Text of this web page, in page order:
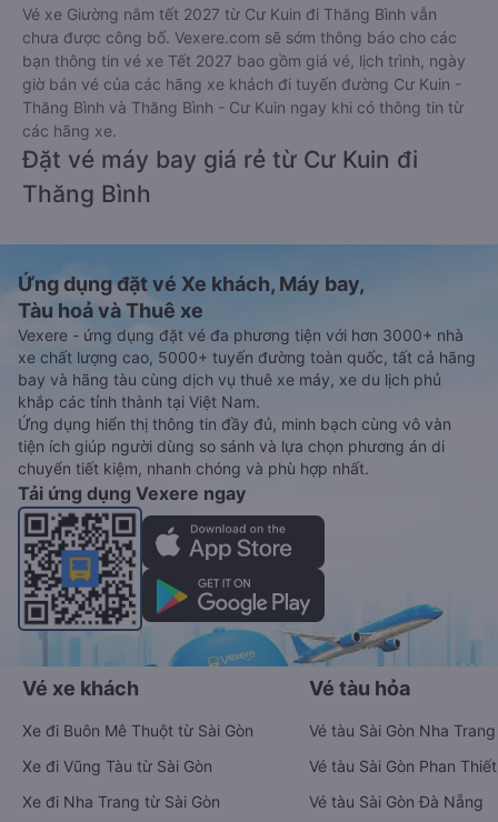
Vé xe Giường nằm tết 2027 từ Cư Kuin đi Thăng Bình vẫn
chưa được công bố. Vexere.com sẽ sớm thông báo cho các
bạn thông tin vé xe Tết 2027 bao gồm giá vé, lịch trình, ngày
giờ bán vé của các hãng xe khách đi tuyến đường Cư Kuin -
Thăng Bình và Thăng Bình - Cư Kuin ngay khi có thông tin từ
các hãng xe.
Đặt vé máy bay giá rẻ từ Cư Kuin đi
Thăng Bình
Ứng dụng đặt vé Xe khách, Máy bay,
Tàu hoả và Thuê xe
Vexere - ứng dụng đặt vé đa phương tiện với hơn 3000+ nhà
xe chất lượng cao, 5000+ tuyến đường toàn quốc, tất cả hãng
bay và hãng tàu cùng dịch vụ thuê xe máy, xe du lịch phủ
khắp các tỉnh thành tại Việt Nam.
Ứng dụng hiển thị thông tin đầy đủ, minh bạch cùng vô vàn
tiện ích giúp người dùng so sánh và lựa chọn phương án di
chuyển tiết kiệm, nhanh chóng và phù hợp nhất.
Tải ứng dụng Vexere ngay
Vé xe khách
Xe đi Buôn Mê Thuột từ Sài Gòn
Xe đi Vũng Tàu từ Sài Gòn
Xe đi Nha Trang từ Sài Gòn
Vé tàu hỏa
Vé tàu Sài Gòn Nha Trang
Vé tàu Sài Gòn Phan Thiết
Vé tàu Sài Gòn Đà Nẵng